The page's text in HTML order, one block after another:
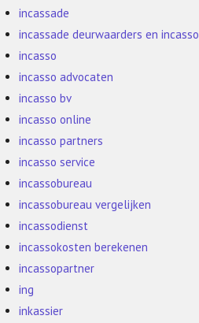
incassade
incassade deurwaarders en incasso
incasso
incasso advocaten
incasso bv
incasso online
incasso partners
incasso service
incassobureau
incassobureau vergelijken
incassodienst
incassokosten berekenen
incassopartner
ing
inkassier